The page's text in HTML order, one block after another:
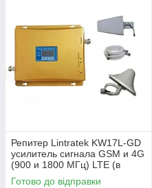
Репитер Lintratek KW17L-GD
усилитель сигнала GSM и 4G
(900 и 1800 МГц) LTE (в
золотистом цвете)
Готово до відправки